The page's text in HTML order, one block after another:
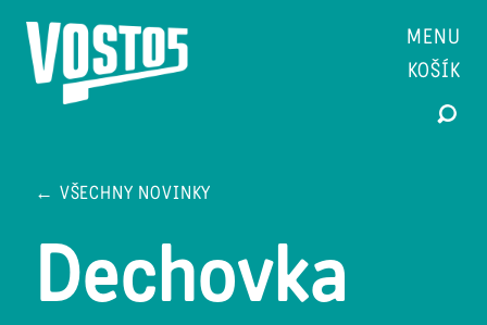
MENU
KOŠÍK
← VŠECHNY NOVINKY
Dechovka